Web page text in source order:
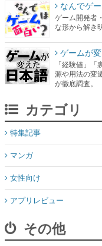
ゲームが
「経験値」「
源や用法の変
カテゴリ
マンガ
女性向け
アプリレビュー
その他
電ファミニコゲーマーとは
媒体資料はこちら